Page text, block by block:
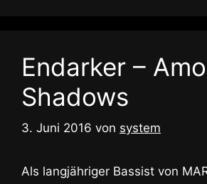
Endarker –
Shadows
3. Juni 2016 von system
Als langjähriger Bassist von